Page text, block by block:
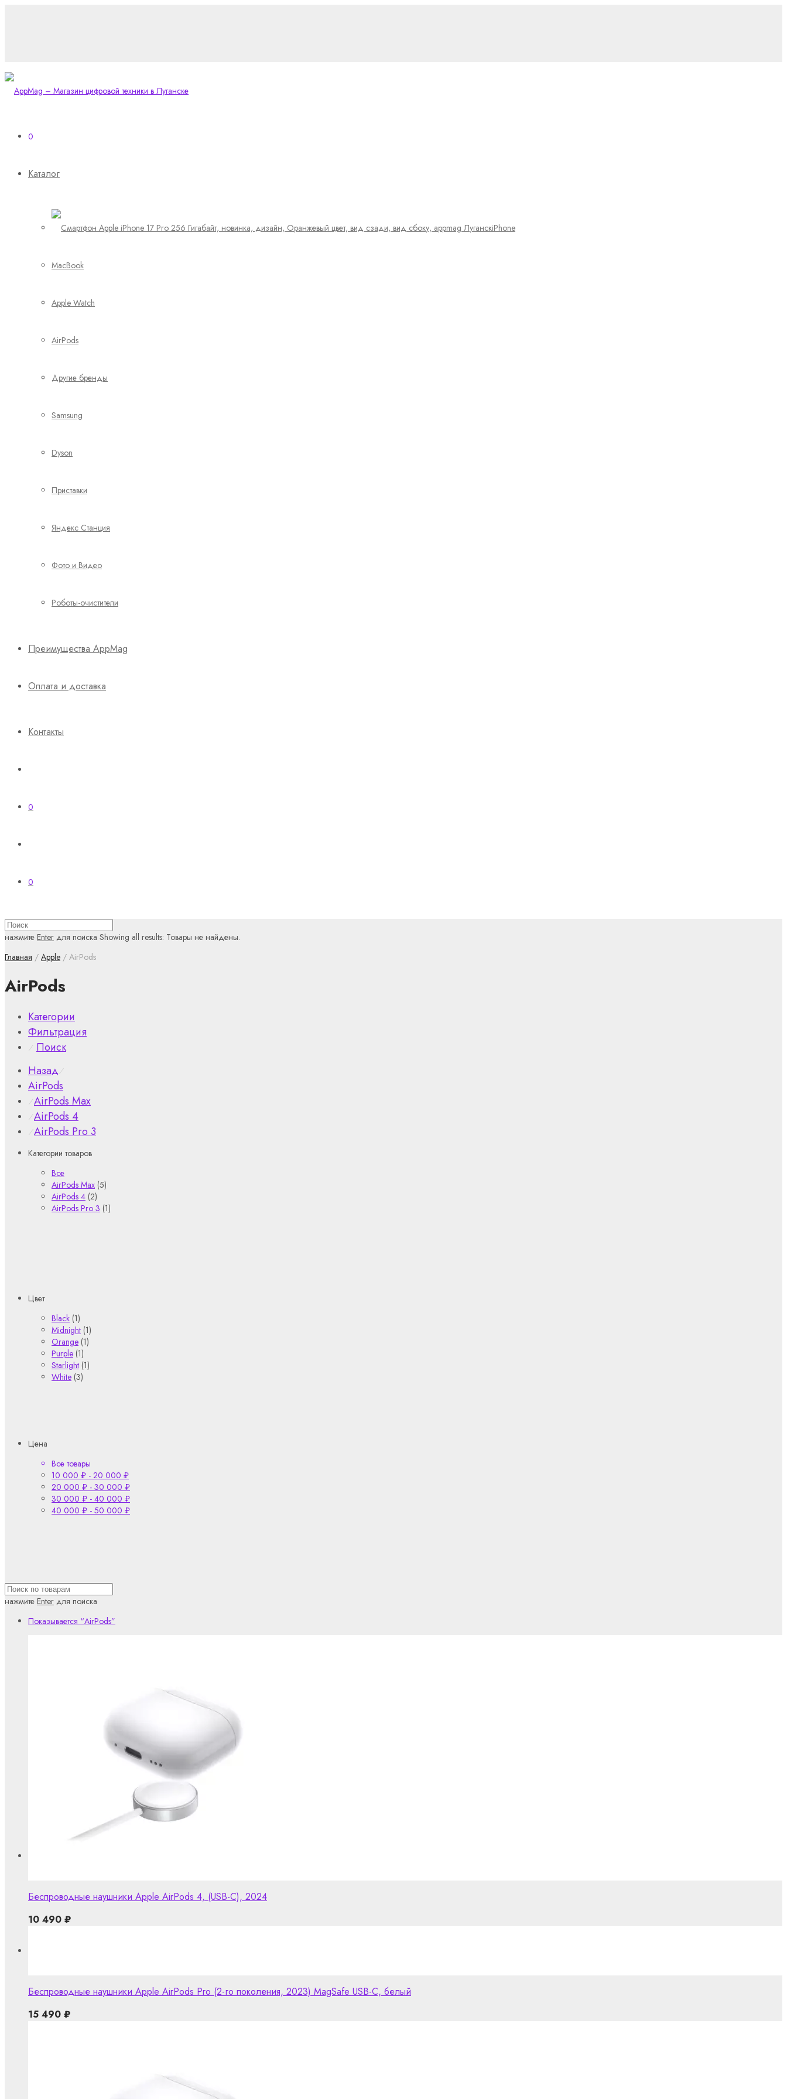
0
Каталог
iPhone
MacBook
Apple Watch
AirPods
Другие бренды
Samsung
Dyson
Приставки
Яндекс Станция
Фото и Видео
Роботы-очистители
Преимущества AppMag
Оплата и доставка
Контакты
0
0
нажмите Enter для поиска Showing all results: Товары не найдены.
Главная / Apple / AirPods
AirPods
Категории
Фильтрация
⁄ Поиск
Назад⁄
AirPods
⁄AirPods Max
⁄AirPods 4
⁄AirPods Pro 3
Категории товаров
Все
AirPods Max (5)
AirPods 4 (2)
AirPods Pro 3 (1)
Цвет
Black (1)
Midnight (1)
Orange (1)
Purple (1)
Starlight (1)
White (3)
Цена
Все товары
10 000 ₽ - 20 000 ₽
20 000 ₽ - 30 000 ₽
30 000 ₽ - 40 000 ₽
40 000 ₽ - 50 000 ₽
нажмите Enter для поиска
Показывается “AirPods”
Беспроводные наушники Apple AirPods 4, (USB-C), 2024
10 490 ₽
Беспроводные наушники Apple AirPods Pro (2-го поколения, 2023) MagSafe USB-C, белый
15 490 ₽